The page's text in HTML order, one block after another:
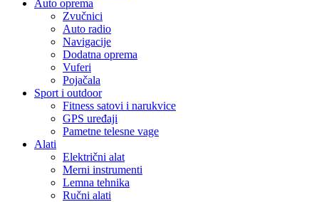
Auto oprema
Zvučnici
Auto radio
Navigacije
Dodatna oprema
Vuferi
Pojačala
Sport i outdoor
Fitness satovi i narukvice
GPS uređaji
Pametne telesne vage
Alati
Električni alat
Merni instrumenti
Lemna tehnika
Ručni alati